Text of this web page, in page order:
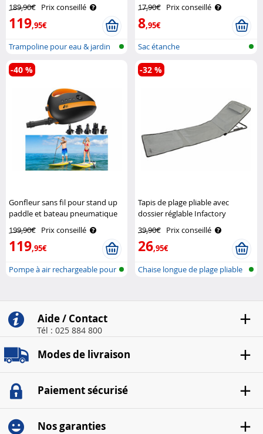
189,90€ Prix conseillé
119,95€
Trampoline pour eau & jardin
17,90€ Prix conseillé
8,95€
Sac étanche
Gonfleur sans fil pour stand up
paddle et bateau pneumatique
199,90€ Prix conseillé
119,95€
-40 %
Pompe à air rechargeable pour
Tapis de plage pliable avec
dossier réglable Infactory
39,90€ Prix conseillé
26,95€
-32 %
Chaise longue de plage pliable
Aide / Contact
Tél : 025 884 800
Modes de livraison
Paiement sécurisé
Nos garanties